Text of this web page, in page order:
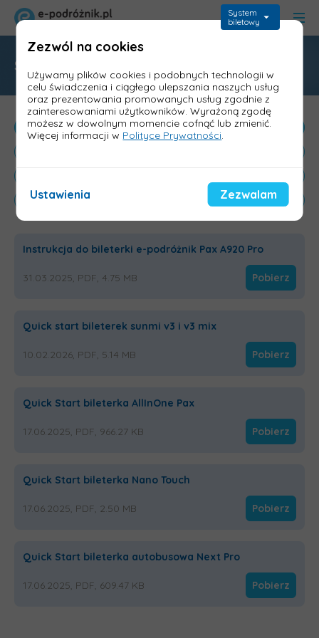
System
biletowy
Strefa Klienta
Instrukcje
Instrukcja do bileterki e-podróżnik Pax A920 Pro
31.03.2025, PDF, 4.75 MB Pobierz
Quick start bileterek sunmi v3 i v3 mix
10.02.2026, PDF, 5.14 MB Pobierz
Quick Start bileterka AllInOne Pax
17.06.2025, PDF, 966.27 KB Pobierz
Quick Start bileterka Nano Touch
17.06.2025, PDF, 2.50 MB Pobierz
Quick Start bileterka autobusowa Next Pro
17.06.2025, PDF, 609.47 KB Pobierz
Zezwól na cookies
Używamy plików cookies i podobnych technologii w
celu świadczenia i ciągłego ulepszania naszych usług
oraz prezentowania promowanych usług zgodnie z
zainteresowaniami użytkowników. Wyrażoną zgodę
możesz w dowolnym momencie cofnąć lub zmienić.
Więcej informacji w Polityce Prywatności.
Ustawienia Zezwalam